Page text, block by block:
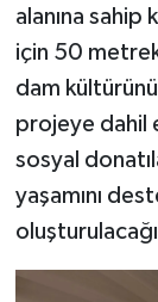
alanına
için 50
dam kültürünü
projeye dahil
sosyal
yaşamını